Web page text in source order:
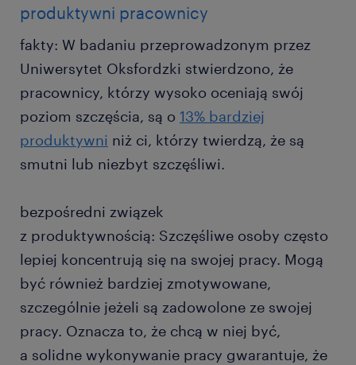
produktywni pracownicy
fakty: W badaniu przeprowadzonym przez
Uniwersytet Oksfordzki stwierdzono, że
pracownicy, którzy wysoko oceniają swój
poziom szczęścia, są o 13% bardziej
produktywni niż ci, którzy twierdzą, że są
smutni lub niezbyt szczęśliwi.
bezpośredni związek
z produktywnością: Szczęśliwe osoby często
lepiej koncentrują się na swojej pracy. Mogą
być również bardziej zmotywowane,
szczególnie jeżeli są zadowolone ze swojej
pracy. Oznacza to, że chcą w niej być,
a solidne wykonywanie pracy gwarantuje, że